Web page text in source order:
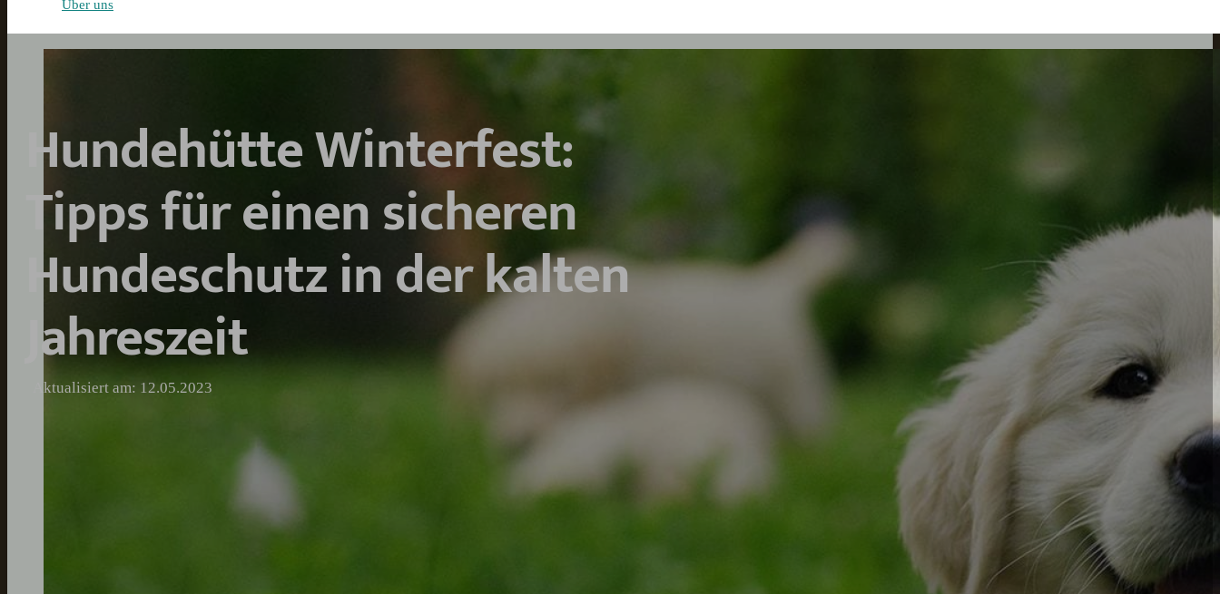
Über uns
Hundehütte Winterfest:
Tipps für einen sicheren
Hundeschutz in der kalten
Jahreszeit
Aktualisiert am: 12.05.2023